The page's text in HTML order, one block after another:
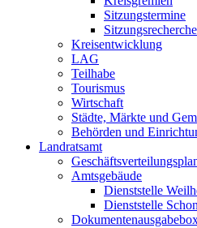
Sitzungstermine
Sitzungsrecherche
Kreisentwicklung
LAG
Teilhabe
Tourismus
Wirtschaft
Städte, Märkte und
Behörden und
Landratsamt
Amtsgebäude
Dienststelle
Dienststelle